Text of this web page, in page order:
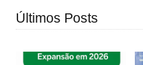
Últimos Posts